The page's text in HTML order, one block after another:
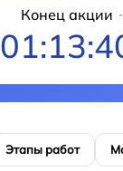
Конец акции
Этапы работ